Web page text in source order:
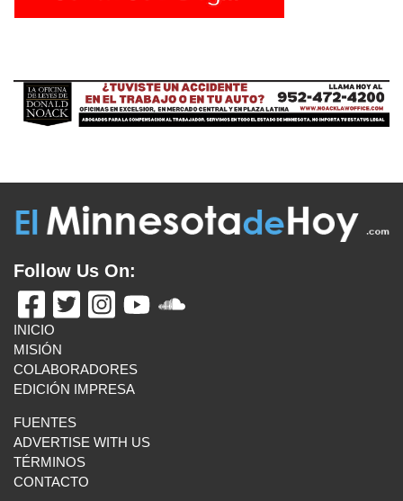
INICIO
FUENTES
ADVERTISE WITH US
CONTACTO
VISITA ESTOS ENLANCES
UN LATINO EN MINNESOTA
BOLETÍN INFORMATIVO
MAS ENLACES
E-MAIL US